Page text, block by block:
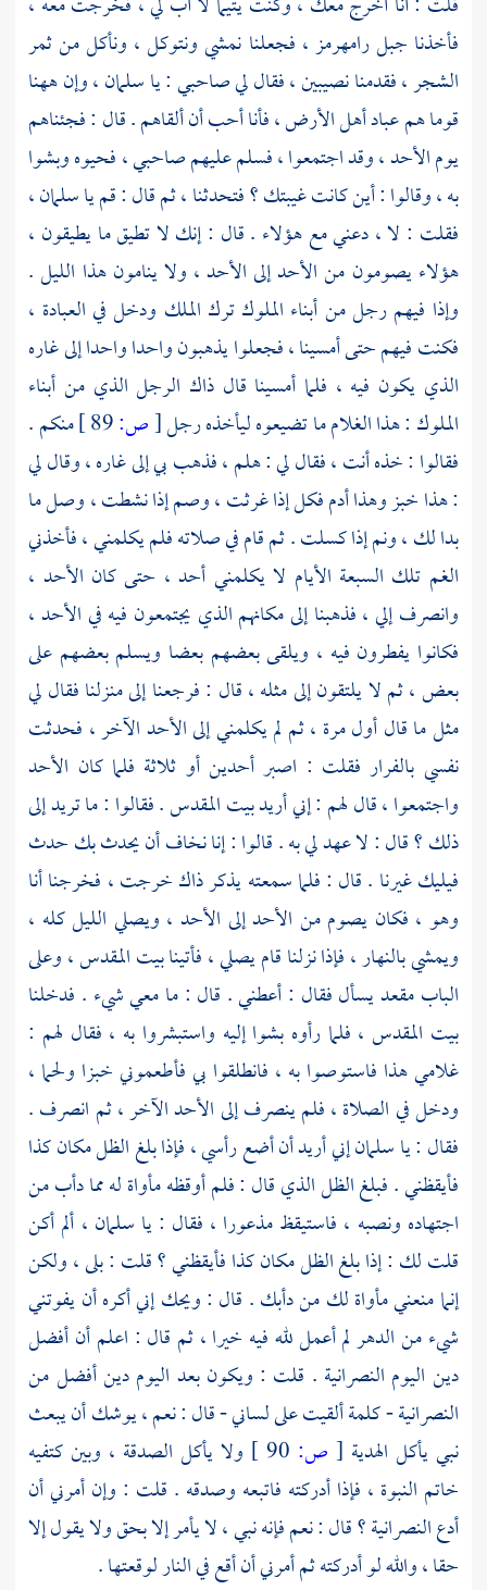
فأخذنا جبل رامهرمز ، فجعلنا نمشي ونتوكل ، ونأكل من ثمر
الشجر ، فقدمنانصيبين ،فقال لي صاحبي : ياسلمان ،وإن ههنا
قوما هم عباد أهل الأرض ، فأنا أحب أن ألقاهم . قال : فجئناهم
يوم الأحد ، وقد اجتمعوا ، فسلم عليهم صاحبي ، فحيوه وبشوا
به ، وقالوا : أين كانت غيبتك ؟ فتحدثنا ، ثم قال : قم ياسلمان ،
فقلت : لا ، دعني مع هؤلاء . قال : إنك لا تطيق ما يطيقون ،
هؤلاء يصومون من الأحد إلى الأحد ، ولا ينامون هذا الليل .
وإذا فيهم رجل من أبناء الملوك ترك الملك ودخل في العبادة ،
فكنت فيهم حتى أمسينا ، فجعلوا يذهبون واحدا واحدا إلى غاره
الذي يكون فيه ، فلما أمسينا قال ذاك الرجل الذي من أبناء
الملوك : هذا الغلام ما تضيعوه ليأخذه رجل[ص:
منكم .
فقالوا : خذه أنت ، فقال لي : هلم ، فذهب بي إلى غاره ، وقال لي
: هذا خبز وهذا أدم فكل إذا غرثت ، وصم إذا نشطت ، وصل ما
بدا لك ، ونم إذا كسلت . ثم قام في صلاته فلم يكلمني ، فأخذني
الغم تلك السبعة الأيام لا يكلمني أحد ، حتى كان الأحد ،
وانصرف إلي ، فذهبنا إلى مكانهم الذي يجتمعون فيه في الأحد ،
فكانوا يفطرون فيه ، ويلقى بعضهم بعضا ويسلم بعضهم على
بعض ، ثم لا يلتقون إلى مثله ، قال : فرجعنا إلى منزلنا فقال لي
مثل ما قال أول مرة ، ثم لم يكلمني إلى الأحد الآخر ، فحدثت
نفسي بالفرار فقلت : اصبر أحدين أو ثلاثة فلما كان الأحد
واجتمعوا ، قال لهم : إني أريدبيت المقدس. فقالوا : ما تريد إلى
ذلك ؟ قال : لا عهد لي به . قالوا : إنا نخاف أن يحدث بك حدث
فيليك غيرنا . قال : فلما سمعته يذكر ذاك خرجت ، فخرجنا أنا
وهو ، فكان يصوم من الأحد إلى الأحد ، ويصلي الليل كله ،
ويمشي بالنهار ، فإذا نزلنا قام يصلي ، فأتينا بيت المقدس ، وعلى
الباب مقعد يسأل فقال : أعطني . قال : ما معي شيء . فدخلنا
بيت المقدس ، فلما رأوه بشوا إليه واستبشروا به ، فقال لهم :
غلامي هذا فاستوصوا به ، فانطلقوا بي فأطعموني خبزا ولحما ،
ودخل في الصلاة ، فلم ينصرف إلى الأحد الآخر ، ثم انصرف .
فقال : ياسلمانإني أريد أن أضع رأسي ، فإذا بلغ الظل مكان كذا
فأيقظني . فبلغ الظل الذي قال : فلم أوقظه مأواة له مما دأب من
اجتهاده ونصبه ، فاستيقظ مذعورا ، فقال : يا سلمان ، ألم أكن
قلت لك : إذا بلغ الظل مكان كذا فأيقظني ؟ قلت : بلى ، ولكن
إنما منعني مأواة لك من دأبك . قال : ويحك إني أكره أن يفوتني
شيء من الدهر لم أعمل لله فيه خيرا ، ثم قال : اعلم أن أفضل
دين اليوم النصرانية . قلت : ويكون بعد اليوم دين أفضل من
النصرانية - كلمة ألقيت على لساني - قال : نعم ، يوشك أن يبعث
نبي يأكل الهدية [ ص:
ولا يأكل الصدقة ، وبين كتفيه
خاتم النبوة ، فإذا أدركته فاتبعه وصدقه . قلت : وإن أمرني أن
أدع النصرانية ؟ قال : نعم فإنه نبي ، لا يأمر إلا بحق ولا يقول إلا
حقا ، والله لو أدركته ثم أمرني أن أقع في النار لوقعتها .